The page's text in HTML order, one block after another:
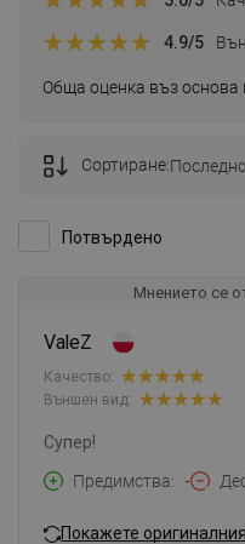
Обща оценка въз основа
4.9/5
Потвърдено
Сортиране:Последно
Мнението се
ValeZ
Качество:
Външен вид:
Супер!
Предимства
-
Покажете